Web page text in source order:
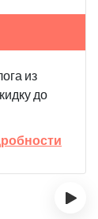
из
до
›